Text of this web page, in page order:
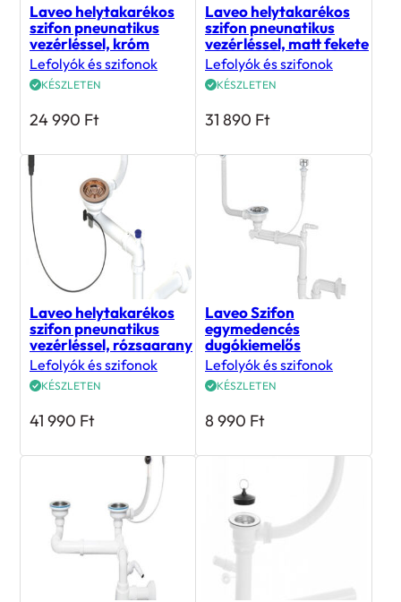
Laveo helytakarékos
szifon pneunatikus
vezérléssel, króm
Lefolyók és szifonok
KÉSZLETEN
24 990 Ft
Laveo helytakarékos
szifon pneunatikus
vezérléssel, matt fekete
Lefolyók és szifonok
KÉSZLETEN
31 890 Ft
Laveo helytakarékos
szifon pneunatikus
vezérléssel, rózsaarany
Lefolyók és szifonok
KÉSZLETEN
41 990 Ft
Laveo Szifon
egymedencés
dugókiemelős
Lefolyók és szifonok
KÉSZLETEN
8 990 Ft